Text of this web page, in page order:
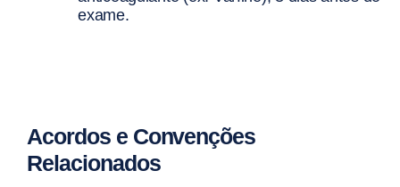
exame.
Acordos e Convenções
Relacionados